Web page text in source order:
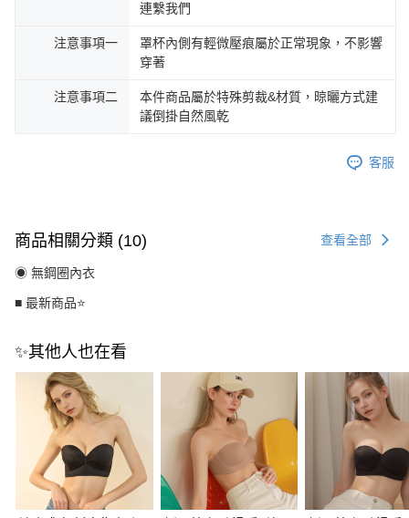
連繫我們
注意事項一
罩杯內側有輕微壓痕屬於正常現象，不影響
穿著
注意事項二
本件商品屬於特殊剪裁&材質，晾曬方式建
議倒掛自然風乾
客服
商品相關分類 (10) 查看全部
◉ 無鋼圈內衣
■ 最新商品⭐
✨其他人也在看